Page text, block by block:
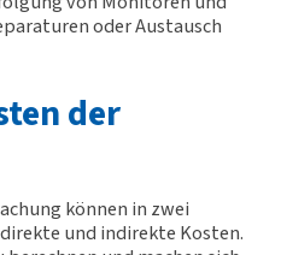
oder Austausch
der
können in zwei
und indirekte Kosten.